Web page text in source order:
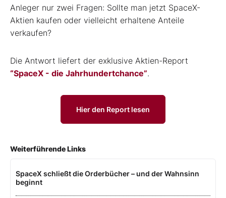
Anleger nur zwei Fragen: Sollte man jetzt SpaceX-
Aktien kaufen oder vielleicht erhaltene Anteile
verkaufen?
Die Antwort liefert der exklusive Aktien-Report
“SpaceX - die Jahrhundertchance”.
Hier den Report lesen
Weiterführende Links
SpaceX schließt die Orderbücher – und der Wahnsinn
beginnt